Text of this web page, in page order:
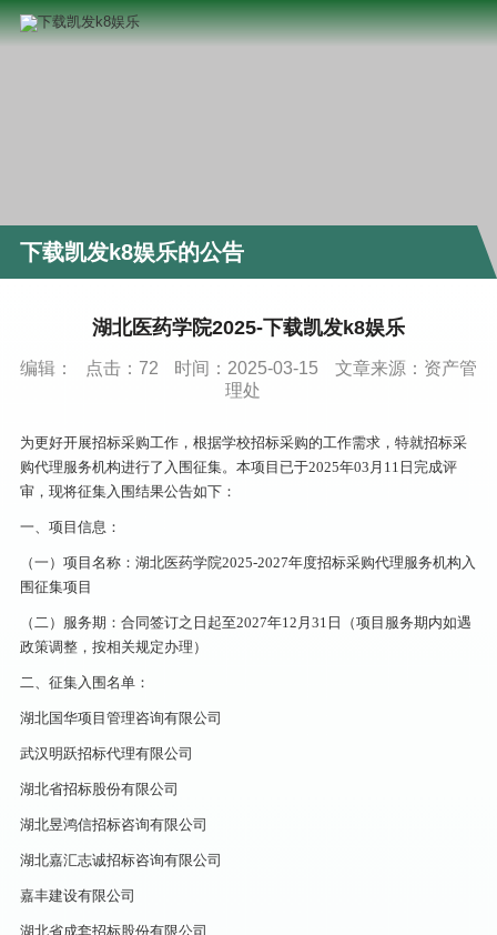
下载凯发k8娱乐的公告
湖北医药学院2025-下载凯发k8娱乐
编辑： 点击： 72 时间：2025-03-15
文章来源：资产管
理处
为更好开展招标采购工作，根据学校招标采购的工作需求，特就招标采
购代理服务机构进行了入围征集。本项目已于2025年03月11日完成评
审，现将征集入围结果公告如下：
一、项目信息：
（一）项目名称：湖北医药学院2025-2027年度招标采购代理服务机构入
围征集项目
（二）服务期：合同签订之日起至2027年12月31日（项目服务期内如遇
政策调整，按相关规定办理）
二、征集入围名单：
湖北国华项目管理咨询有限公司
武汉明跃招标代理有限公司
湖北省招标股份有限公司
湖北昱鸿信招标咨询有限公司
湖北嘉汇志诚招标咨询有限公司
嘉丰建设有限公司
湖北省成套招标股份有限公司